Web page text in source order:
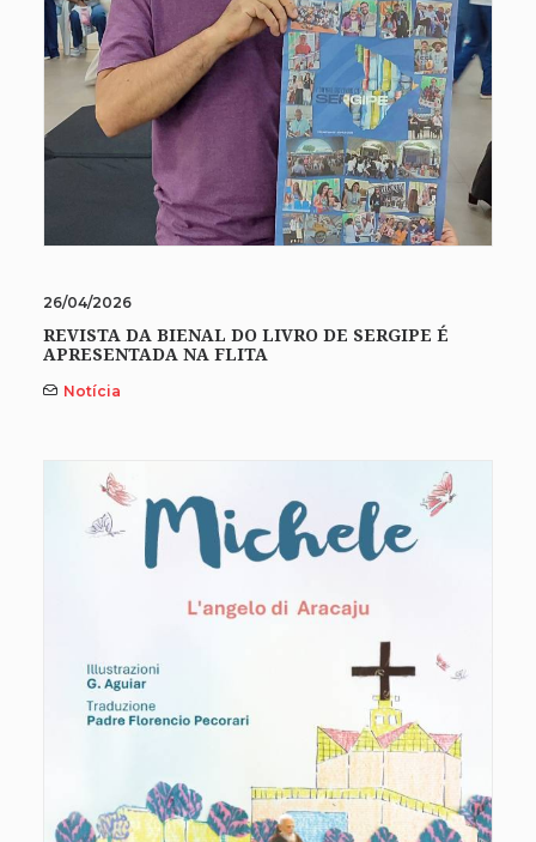
26/04/2026
REVISTA DA BIENAL DO LIVRO DE SERGIPE É
APRESENTADA NA FLITA
Notícia